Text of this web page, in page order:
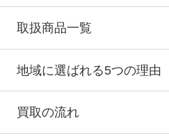
取扱商品一覧
地域に選ばれる5つの理由
買取の流れ